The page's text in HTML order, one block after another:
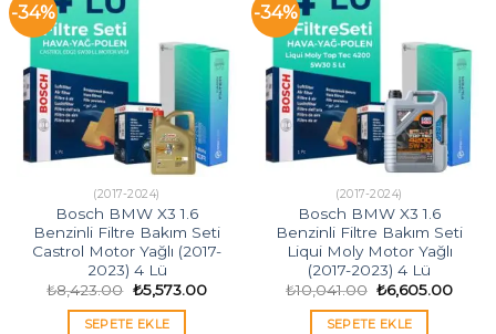
-34%
(2017-2024)
Bosch BMW X3 1.6
Benzinli Filtre Bakım Seti
Castrol Motor Yağlı (2017-
2023) 4 Lü
₺8,423.00 Orijinal
fiyat:
₺8,423.00.
₺5,573.00Şu
SEPETE EKLE
-34%
(2017-2024)
Bosch BMW X3 1.6
Benzinli Filtre Bakım Seti
Liqui Moly Motor Yağlı
(2017-2023) 4 Lü
₺10,041.00 Orijinal
fiyat:
₺10,041.00.
₺6,605.00Şu
SEPETE EKLE